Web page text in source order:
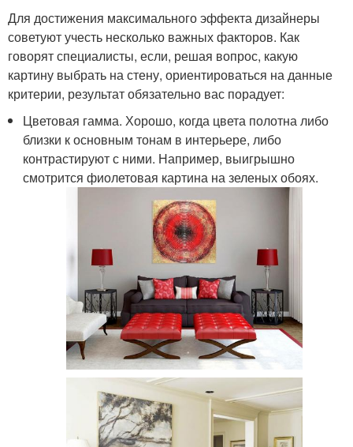
Для достижения максимального эффекта дизайнеры
советуют учесть несколько важных факторов. Как
говорят специалисты, если, решая вопрос, какую
картину выбрать на стену, ориентироваться на данные
критерии, результат обязательно вас порадует:
Цветовая гамма. Хорошо, когда цвета полотна либо
близки к основным тонам в интерьере, либо
контрастируют с ними. Например, выигрышно
смотрится фиолетовая картина на зеленых обоях.